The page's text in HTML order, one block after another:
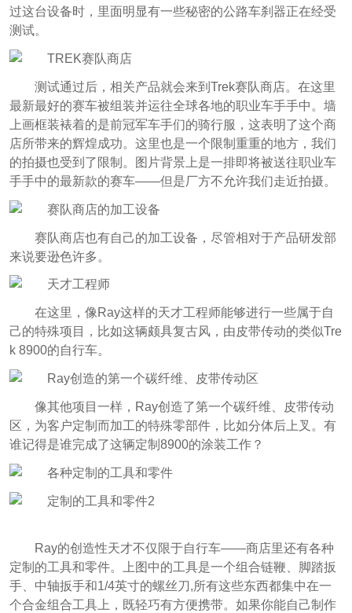
过这台设备时，里面明显有一些秘密的公路车刹器正在经受
测试。
测试通过后，相关产品就会来到Trek赛队商店。在这里
最新最好的赛车被组装并运往全球各地的职业车手手中。墙
上画框装裱着的是前冠军车手们的骑行服，这表明了这个商
店所带来的辉煌成功。这里也是一个限制重重的地方，我们
的拍摄也受到了限制。图片背景上是一排即将被送往职业车
手手中的最新款的赛车——但是厂方不允许我们走近拍摄。
赛队商店也有自己的加工设备，尽管相对于产品研发部
来说要逊色许多。
在这里，像Ray这样的天才工程师能够进行一些属于自
己的特殊项目，比如这辆颇具复古风，由皮带传动的类似Tre
k 8900的自行车。
像其他项目一样，Ray创造了第一个碳纤维、皮带传动
区，为客户定制而加工的特殊零部件，比如分体后上叉。有
谁记得是谁完成了这辆定制8900的涂装工作？
Ray的创造性天才不仅限于自行车——商店里还有各种
定制的工具和零件。上图中的工具是一个组合链鞭、脚踏扳
手、中轴扳手和1/4英寸的螺丝刀,所有这些东西都集中在一
个合金组合工具上，既轻巧有方便携带。如果你能自己制作